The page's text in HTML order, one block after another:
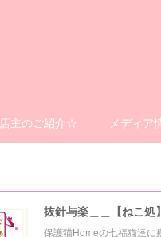
店主のご紹介☆ メディア
保護猫Homeの七福猫達に